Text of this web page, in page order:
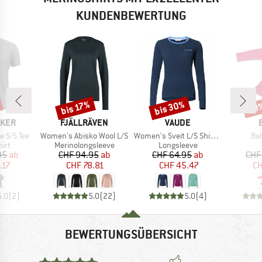
KUNDENBEWERTUNG
S/S Tee
Preis
ab
(2)
MARKE
FJÄLLRÄVEN
Artikel
Women's Abisko Wool L/S
Produktgruppe
Merinolongsleeve
Preis
CHF 94.95reduzierter Preis
ab
CHF 78.81
5.0(22)
Rabatt
bis 17%
MARKE
VAUDE
Artikel
Women's Sveit L/S Shirt II
Produktgruppe
Longsleeve
Preis
CHF 64.95reduzierter Preis
ab
CHF 45.47
5.0(4)
Rabatt
bis 30%
BEWERTUNGSÜBERSICHT